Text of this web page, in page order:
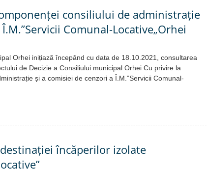
consiliului de administrație
Comunal-Locative„Orhei
Orhei inițiază începând cu data de 18.10.2021, consultarea
de Decizie a Consiliului municipal Orhei Cu privire la
și a comisiei de cenzori a Î.M.”Servicii Comunal-
încăperilor izolate